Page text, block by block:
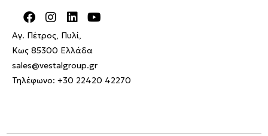
Αγ. Πέτρος, Πυλί,
Κως 85300 Ελλάδα
sales@vestalgroup.gr
Τηλέφωνο: +30 22420 42270